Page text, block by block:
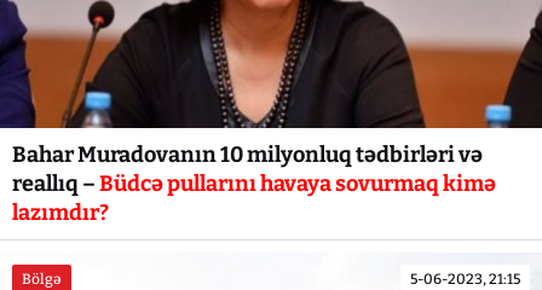
Bahar Muradovanın 10 milyonluq tədbirləri və
reallıq –Büdcə pullarını havaya sovurmaq kimə
lazımdır?
Bölgə 5-06-2023, 21:15